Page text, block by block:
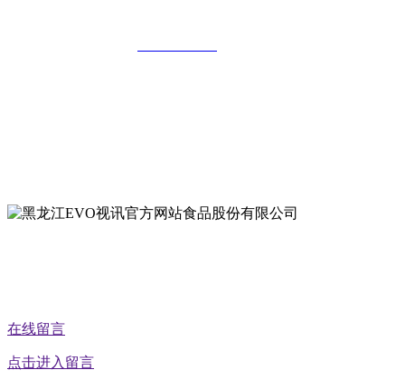
在线留言
点击进入留言